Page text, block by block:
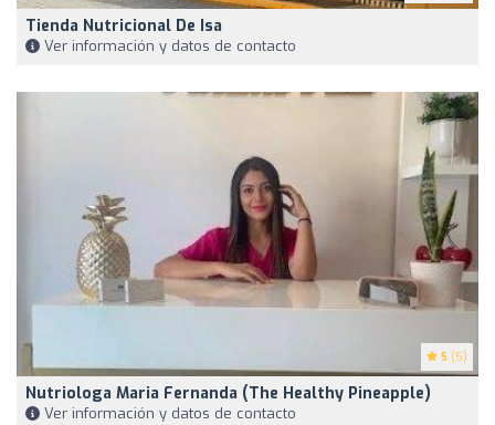
Tienda Nutricional De Isa
Ver información y datos de contacto
5 (5)
Nutriologa Maria Fernanda (The Healthy Pineapple)
Ver información y datos de contacto